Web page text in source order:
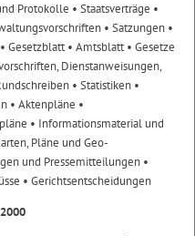
Protokolle • Staatsverträge •
• Satzungen •
• Gesetzblatt• Amtsblatt• Gesetze
Dienstanweisungen,
• Statistiken •
• Aktenpläne •
• Informationsmaterial und
Pläne und Geo-
und Pressemitteilungen •
• Gerichtsentscheidungen